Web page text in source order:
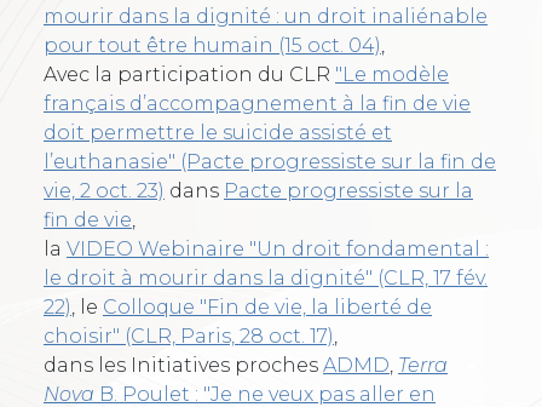
mourir dans la dignité : un droit inaliénable
pour tout être humain (15 oct. 04)
Avec la participation du CLR "Le modèle
français d’accompagnement à la fin de vie
doit permettre le suicide assisté et
l’euthanasie" (Pacte progressiste sur la fin de
vie, 2 oct. 23) dans Pacte progressiste sur la
fin de vie
la VIDEO Webinaire "Un droit fondamental :
le droit à mourir dans la dignité" (CLR, 17 fév.
22)
, le Colloque "Fin de vie, la liberté de
choisir" (CLR, Paris, 28 oct. 17)
dans les Initiatives proches ADMD Terra
Nova B. Poulet : "Je ne veux pas aller en